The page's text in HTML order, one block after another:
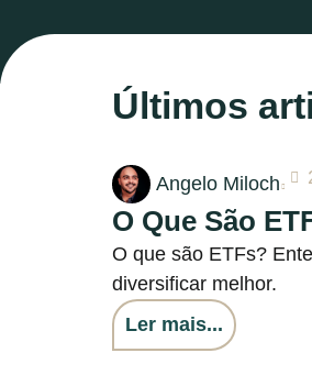
Últimos
Angelo Miloch
O Que São
O que são ETFs?
diversificar melhor.
Ler mais...